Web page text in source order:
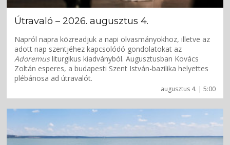
augusztus 4. | 5:00
Útravaló – 2026. augusztus 4.
Napról napra közreadjuk a napi olvasmányokhoz, illetve az
adott nap szentjéhez kapcsolódó gondolatokat az
Adoremusliturgikus kiadványból. Augusztusban Kovács
Zoltán esperes, a budapesti Szent István-bazilika helyettes
plébánosa ad útravalót.